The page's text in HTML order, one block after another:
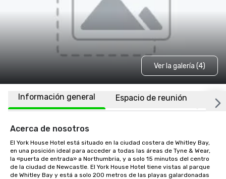
Ver la galería (4)
Información general Espacio de reunión
Acerca de nosotros
El York House Hotel está situado en la ciudad costera de Whitley Bay,
en una posición ideal para acceder a todas las áreas de Tyne & Wear,
la «puerta de entrada» a Northumbria, y a solo 15 minutos del centro
de la ciudad de Newcastle. El York House Hotel tiene vistas al parque
de Whitley Bay y está a solo 200 metros de las playas galardonadas